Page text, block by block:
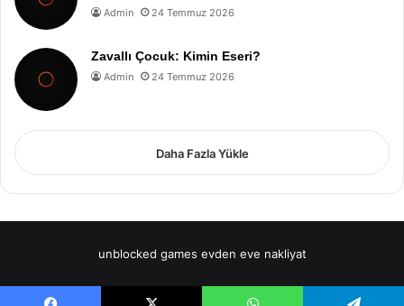
Admin 24 Temmuz 2026
Zavallı Çocuk: Kimin Eseri?
Admin 24 Temmuz 2026
Daha Fazla Yükle
unblocked games evden eve nakliyat